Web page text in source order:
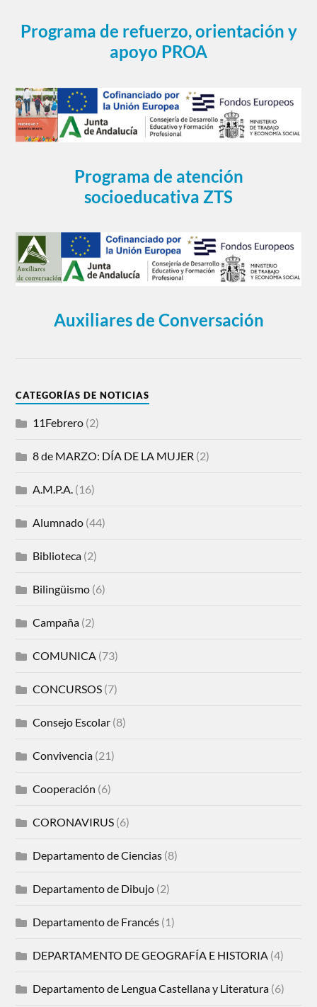
Programa de refuerzo, orientación y
apoyo PROA
Programa de atención
socioeducativa ZTS
Auxiliares de Conversación
CATEGORÍAS DE NOTICIAS
11Febrero (2)
8 de MARZO: DÍA DE LA MUJER (2)
A.M.P.A. (16)
Alumnado (44)
Biblioteca (2)
Bilingüismo (6)
Campaña (2)
COMUNICA (73)
CONCURSOS (7)
Consejo Escolar (8)
Convivencia (21)
Cooperación (6)
CORONAVIRUS (6)
Departamento de Ciencias (8)
Departamento de Dibujo (2)
Departamento de Francés (1)
DEPARTAMENTO DE GEOGRAFÍA E HISTORIA (4)
Departamento de Lengua Castellana y Literatura (6)